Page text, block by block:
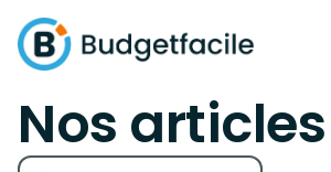
Nos articles